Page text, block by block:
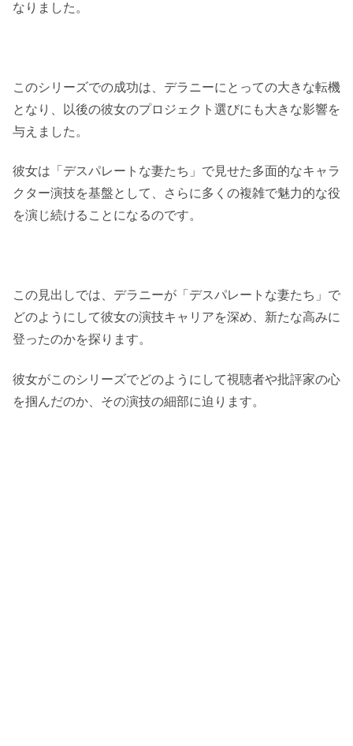
なりました。
このシリーズでの成功は、デラニーにとっての大きな転機
となり、以後の彼女のプロジェクト選びにも大きな影響を
与えました。
彼女は「デスパレートな妻たち」で見せた多面的なキャラ
クター演技を基盤として、さらに多くの複雑で魅力的な役
を演じ続けることになるのです。
この見出しでは、デラニーが「デスパレートな妻たち」で
どのようにして彼女の演技キャリアを深め、新たな高みに
登ったのかを探ります。
彼女がこのシリーズでどのようにして視聴者や批評家の心
を掴んだのか、その演技の細部に迫ります。